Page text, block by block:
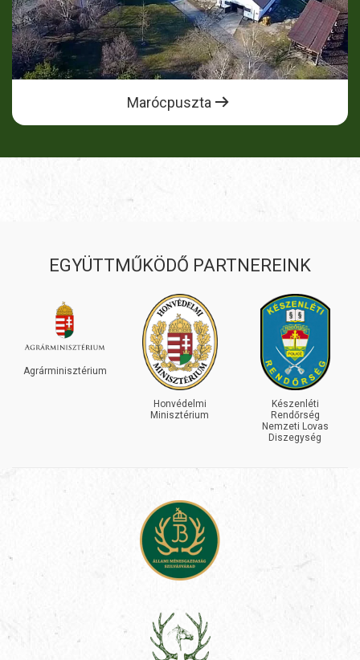
Marócpuszta
EGYÜTTMŰKÖDŐ PARTNEREINK
Agrárminisztérium
Honvédelmi
Minisztérium
Készenléti
Rendőrség
Nemzeti Lovas
Diszegység